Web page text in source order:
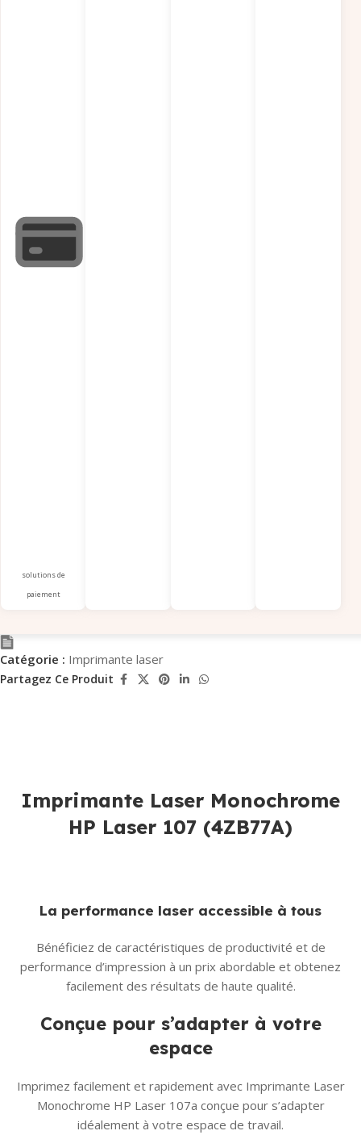
solutions de
paiement
Catégorie : Imprimante laser
Partagez Ce Produit
Imprimante Laser Monochrome
HP Laser 107 (4ZB77A)
La performance laser accessible à tous
Bénéficiez de caractéristiques de productivité et de
performance d’impression à un prix abordable et obtenez
facilement des résultats de haute qualité.
Conçue pour s’adapter à votre
espace
Imprimez facilement et rapidement avec Imprimante Laser
Monochrome HP Laser 107a conçue pour s’adapter
idéalement à votre espace de travail.